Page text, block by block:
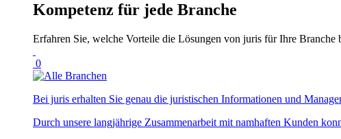
Kompetenz für jede Branche
Erfahren Sie, welche Vorteile die Lösungen von juris für Ihre Branche
0
Bei juris erhalten Sie genau die juristischen Informationen und
Durch unsere langjährige Zusammenarbeit mit namhaften Kunden